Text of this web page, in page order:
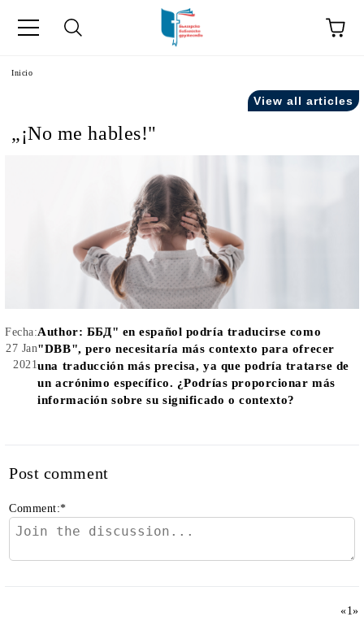
Inicio
View all articles
„¡No me hables!"
Fecha:
27 Jan
2021
Author: ББД" en español podría traducirse como
"DBB", pero necesitaría más contexto para ofrecer
una traducción más precisa, ya que podría tratarse de
un acrónimo específico. ¿Podrías proporcionar más
información sobre su significado o contexto?
Post comment
Comment:*
«1»